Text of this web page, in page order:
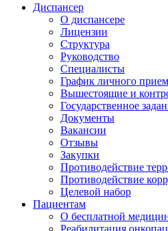
Диспансер
О диспансере
Лицензии
Структура
Руководство
Специалисты
График личного
Вышестоящие и
Государственное
Документы
Вакансии
Отзывы
Закупки
Противодействие
Противодействие
Целевой набор
Пациентам
О бесплатной
Реабилитация